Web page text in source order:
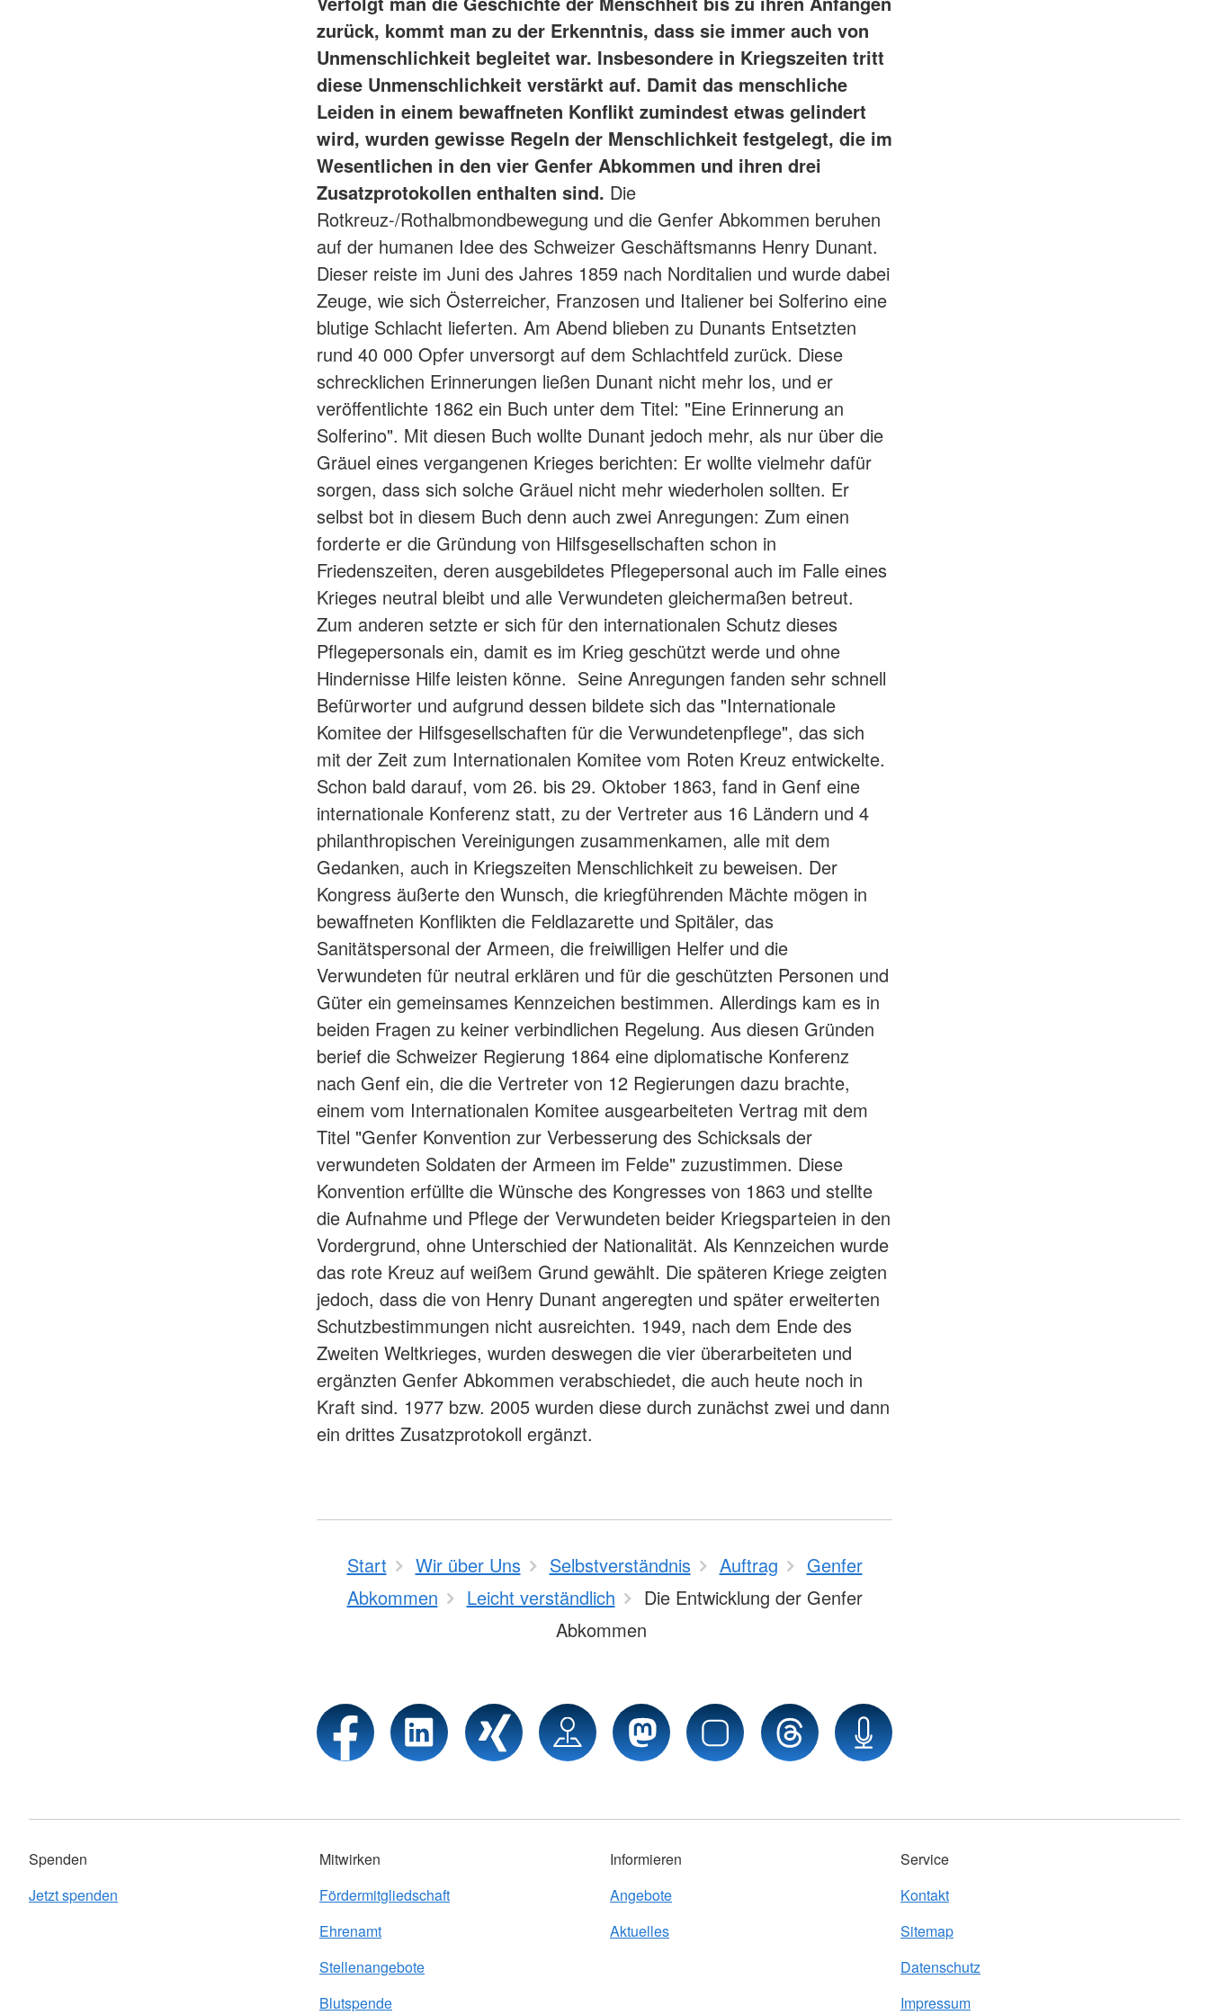
zurück, kommt man zu der Erkenntnis, dass sie immer auch von
Unmenschlichkeit begleitet war. Insbesondere in Kriegszeiten tritt
diese Unmenschlichkeit verstärkt auf. Damit das menschliche
Leiden in einem bewaffneten Konflikt zumindest etwas gelindert
wird, wurden gewisse Regeln der Menschlichkeit festgelegt, die im
Wesentlichen in den vier Genfer Abkommen und ihren drei
Zusatzprotokollen enthalten sind. Die
Rotkreuz-/Rothalbmondbewegung und die Genfer Abkommen beruhen
auf der humanen Idee des Schweizer Geschäftsmanns Henry Dunant.
Dieser reiste im Juni des Jahres 1859 nach Norditalien und wurde dabei
Zeuge, wie sich Österreicher, Franzosen und Italiener bei Solferino eine
blutige Schlacht lieferten. Am Abend blieben zu Dunants Entsetzten
rund 40 000 Opfer unversorgt auf dem Schlachtfeld zurück. Diese
schrecklichen Erinnerungen ließen Dunant nicht mehr los, und er
veröffentlichte 1862 ein Buch unter dem Titel: "Eine Erinnerung an
Solferino". Mit diesen Buch wollte Dunant jedoch mehr, als nur über die
Gräuel eines vergangenen Krieges berichten: Er wollte vielmehr dafür
sorgen, dass sich solche Gräuel nicht mehr wiederholen sollten. Er
selbst bot in diesem Buch denn auch zwei Anregungen: Zum einen
forderte er die Gründung von Hilfsgesellschaften schon in
Friedenszeiten, deren ausgebildetes Pflegepersonal auch im Falle eines
Krieges neutral bleibt und alle Verwundeten gleichermaßen betreut.
Zum anderen setzte er sich für den internationalen Schutz dieses
Pflegepersonals ein, damit es im Krieg geschützt werde und ohne
Hindernisse Hilfe leisten könne. Seine Anregungen fanden sehr schnell
Befürworter und aufgrund dessen bildete sich das "Internationale
Komitee der Hilfsgesellschaften für die Verwundetenpflege", das sich
mit der Zeit zum Internationalen Komitee vom Roten Kreuz entwickelte.
Schon bald darauf, vom 26. bis 29. Oktober 1863, fand in Genf eine
internationale Konferenz statt, zu der Vertreter aus 16 Ländern und 4
philanthropischen Vereinigungen zusammenkamen, alle mit dem
Gedanken, auch in Kriegszeiten Menschlichkeit zu beweisen. Der
Kongress äußerte den Wunsch, die kriegführenden Mächte mögen in
bewaffneten Konflikten die Feldlazarette und Spitäler, das
Sanitätspersonal der Armeen, die freiwilligen Helfer und die
Verwundeten für neutral erklären und für die geschützten Personen und
Güter ein gemeinsames Kennzeichen bestimmen. Allerdings kam es in
beiden Fragen zu keiner verbindlichen Regelung. Aus diesen Gründen
berief die Schweizer Regierung 1864 eine diplomatische Konferenz
nach Genf ein, die die Vertreter von 12 Regierungen dazu brachte,
einem vom Internationalen Komitee ausgearbeiteten Vertrag mit dem
Titel "Genfer Konvention zur Verbesserung des Schicksals der
verwundeten Soldaten der Armeen im Felde" zuzustimmen. Diese
Konvention erfüllte die Wünsche des Kongresses von 1863 und stellte
die Aufnahme und Pflege der Verwundeten beider Kriegsparteien in den
Vordergrund, ohne Unterschied der Nationalität. Als Kennzeichen wurde
das rote Kreuz auf weißem Grund gewählt. Die späteren Kriege zeigten
jedoch, dass die von Henry Dunant angeregten und später erweiterten
Schutzbestimmungen nicht ausreichten. 1949, nach dem Ende des
Zweiten Weltkrieges, wurden deswegen die vier überarbeiteten und
ergänzten Genfer Abkommen verabschiedet, die auch heute noch in
Kraft sind. 1977 bzw. 2005 wurden diese durch zunächst zwei und dann
ein drittes Zusatzprotokoll ergänzt.
Start Wir über Uns Selbstverständnis Auftrag
Genfer
Abkommen
Leicht verständlich
Die Entwicklung der Genfer
Abkommen
Spenden
Jetzt spenden
Mitwirken
Fördermitgliedschaft
Ehrenamt
Stellenangebote
Blutspende
Informieren
Angebote
Aktuelles
Service
Kontakt
Sitemap
Datenschutz
Impressum